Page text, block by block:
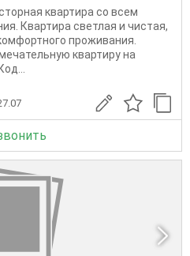
квартира со всем
Квартира светлая и чистая,
проживания.
квартиру на